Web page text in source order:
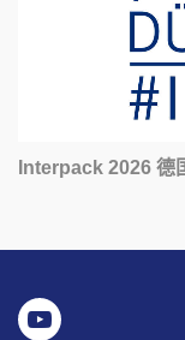
Interpack 2026 德